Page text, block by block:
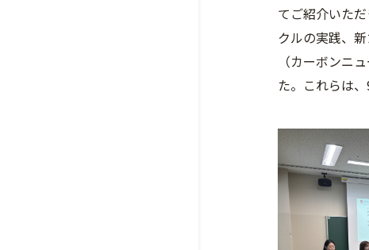
てご紹介いた
クルの実践、
（カーボンニ
た。これらは